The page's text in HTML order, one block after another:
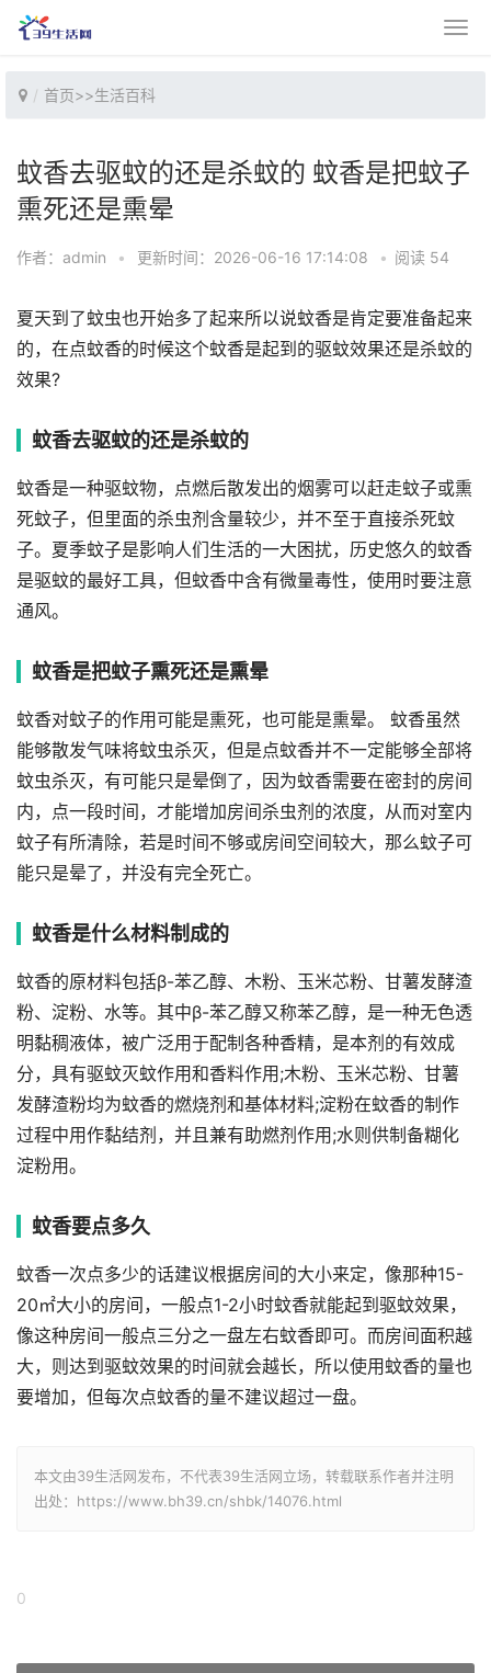
首页>>生活百科
蚊香去驱蚊的还是杀蚊的 蚊香是把蚊子
熏死还是熏晕
作者：admin • 更新时间：2026-06-16 17:14:08 • 阅读 54
夏天到了蚊虫也开始多了起来所以说蚊香是肯定要准备起来
的，在点蚊香的时候这个蚊香是起到的驱蚊效果还是杀蚊的
效果?
蚊香去驱蚊的还是杀蚊的
蚊香是一种驱蚊物，点燃后散发出的烟雾可以赶走蚊子或熏
死蚊子，但里面的杀虫剂含量较少，并不至于直接杀死蚊
子。夏季蚊子是影响人们生活的一大困扰，历史悠久的蚊香
是驱蚊的最好工具，但蚊香中含有微量毒性，使用时要注意
通风。
蚊香是把蚊子熏死还是熏晕
蚊香对蚊子的作用可能是熏死，也可能是熏晕。 蚊香虽然
能够散发气味将蚊虫杀灭，但是点蚊香并不一定能够全部将
蚊虫杀灭，有可能只是晕倒了，因为蚊香需要在密封的房间
内，点一段时间，才能增加房间杀虫剂的浓度，从而对室内
蚊子有所清除，若是时间不够或房间空间较大，那么蚊子可
能只是晕了，并没有完全死亡。
蚊香是什么材料制成的
蚊香的原材料包括β-苯乙醇、木粉、玉米芯粉、甘薯发酵渣
粉、淀粉、水等。其中β-苯乙醇又称苯乙醇，是一种无色透
明黏稠液体，被广泛用于配制各种香精，是本剂的有效成
分，具有驱蚊灭蚊作用和香料作用;木粉、玉米芯粉、甘薯
发酵渣粉均为蚊香的燃烧剂和基体材料;淀粉在蚊香的制作
过程中用作黏结剂，并且兼有助燃剂作用;水则供制备糊化
淀粉用。
蚊香要点多久
蚊香一次点多少的话建议根据房间的大小来定，像那种15-
20㎡大小的房间，一般点1-2小时蚊香就能起到驱蚊效果，
像这种房间一般点三分之一盘左右蚊香即可。而房间面积越
大，则达到驱蚊效果的时间就会越长，所以使用蚊香的量也
要增加，但每次点蚊香的量不建议超过一盘。
本文由39生活网发布，不代表39生活网立场，转载联系作者并注明
出处：https://www.bh39.cn/shbk/14076.html
0